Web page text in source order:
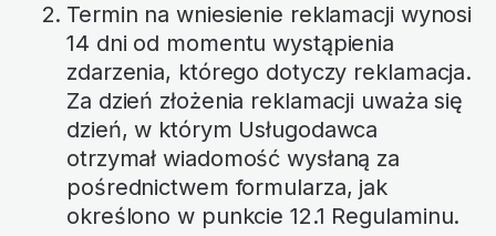
Termin na wniesienie reklamacji wynosi
14 dni od momentu wystąpienia
zdarzenia, którego dotyczy reklamacja.
Za dzień złożenia reklamacji uważa się
dzień, w którym Usługodawca
otrzymał wiadomość wysłaną za
pośrednictwem formularza, jak
określono w punkcie 12.1 Regulaminu.